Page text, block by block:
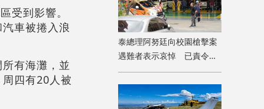
受到影響。
車被捲入浪
有海灘，並
四有20人被
​泰總理阿努廷向校園槍擊案
遇難者表示哀悼 已責令展
開調查